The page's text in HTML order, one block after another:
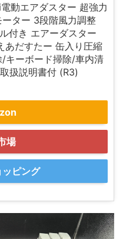
動エアダスター 超強力
ター 3段階風力調整
付き エアーダスター
あだすたー 缶入り圧縮
キーボード掃除/車内清
扱説明書付 (R3)
場
ピング